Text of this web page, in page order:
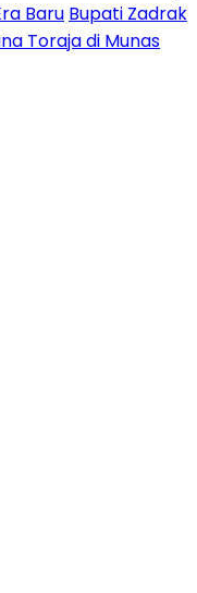
Baru Bupati Zadrak
Toraja di Munas